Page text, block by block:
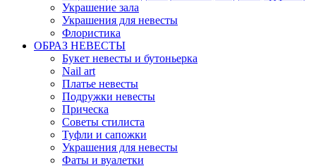
Украшение зала
Украшения для невесты
Флористика
ОБРАЗ НЕВЕСТЫ
Букет невесты и бутоньерка
Nail art
Платье невесты
Подружки невесты
Прическа
Советы стилиста
Туфли и сапожки
Украшения для невесты
Фаты и вуалетки